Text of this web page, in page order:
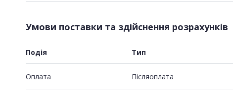
Умови поставки та здійснення розрахунків
Подія Тип
Оплата Пiсляоплата